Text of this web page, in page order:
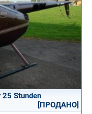
25 Stunden
[ПРОДАНО]